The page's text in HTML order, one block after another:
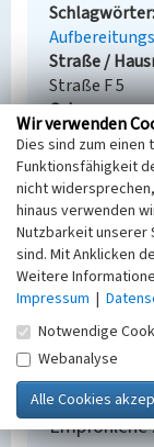
Schlagwörter
Straße /
Straße F 5
Ort
Spreetal -
Alternativer
Dretwa
Fachsicht(en)
Keine Angabe
Übernahme
Wir verwenden
Dies sind zum
Funktionsfähigkeit
nicht
hinaus verwenden
Nutzbarkeit unserer
sind. Mit Anklicken
Weitere
Impressum |
Notwendige
Webanalyse